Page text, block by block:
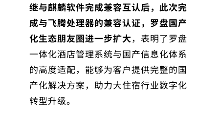
继与麒麟软件完成兼容互认后，此次完
成与飞腾处理器的兼容认证，罗盘国产
化生态朋友圈进一步扩大，表明了罗盘
一体化酒店管理系统与国产信息化体系
的高度适配，能够为客户提供完整的国
产化解决方案，助力大住宿行业数字化
转型升级。